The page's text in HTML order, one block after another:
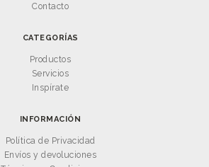
Contacto
CATEGORÍAS
Productos
Servicios
Inspírate
INFORMACIÓN
Política de Privacidad
Envíos y devoluciones